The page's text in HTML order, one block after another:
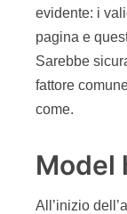
evidente: i
pagina e
Sarebbe
fattore
come.
Model
All’inizio